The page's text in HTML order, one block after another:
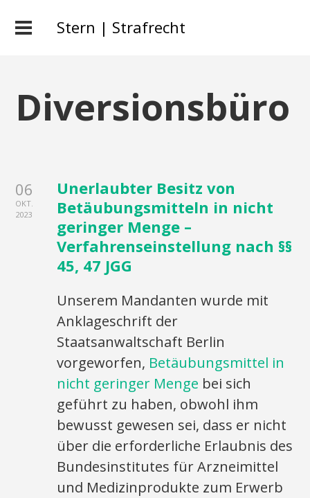
Stern | Strafrecht
Diversionsbüro
06
OKT.
2023
Unerlaubter Besitz von
Betäubungsmitteln in nicht
geringer Menge –
Verfahrenseinstellung nach §§
45, 47 JGG
Unserem Mandanten wurde mit
Anklageschrift der
Staatsanwaltschaft Berlin
vorgeworfen, Betäubungsmittel in
nicht geringer Menge bei sich
geführt zu haben, obwohl ihm
bewusst gewesen sei, dass er nicht
über die erforderliche Erlaubnis des
Bundesinstitutes für Arzneimittel
und Medizinprodukte zum Erwerb